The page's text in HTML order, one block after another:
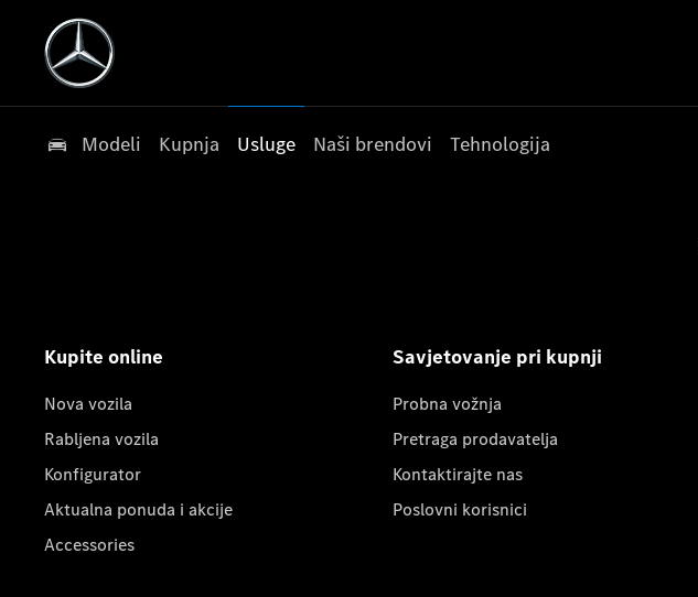
Modeli Kupnja Usluge Naši brendovi Tehnologija
Kupite online
Nova vozila
Rabljena vozila
Konfigurator
Aktualna ponuda i akcije
Accessories
Savjetovanje pri kupnji
Probna vožnja
Pretraga prodavatelja
Kontaktirajte nas
Poslovni korisnici